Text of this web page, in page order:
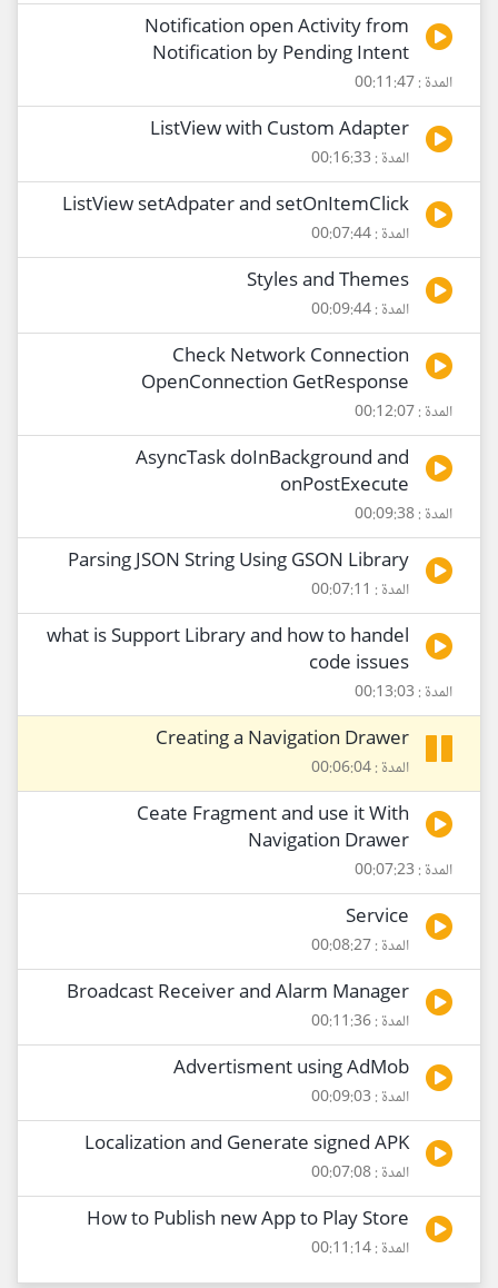
Notification open Activity from
Notification by Pending Intent
المدة : 00:11:47
ListView with Custom Adapter
المدة : 00:16:33
ListView setAdpater and setOnItemClick
المدة : 00:07:44
Styles and Themes
المدة : 00:09:44
Check Network Connection
OpenConnection GetResponse
المدة : 00:12:07
AsyncTask doInBackground and
onPostExecute
المدة : 00:09:38
Parsing JSON String Using GSON Library
المدة : 00:07:11
what is Support Library and how to handel
code issues
المدة : 00:13:03
Creating a Navigation Drawer
المدة : 00:06:04
Ceate Fragment and use it With
Navigation Drawer
المدة : 00:07:23
Service
المدة : 00:08:27
Broadcast Receiver and Alarm Manager
المدة : 00:11:36
Advertisment using AdMob
المدة : 00:09:03
Localization and Generate signed APK
المدة : 00:07:08
How to Publish new App to Play Store
المدة : 00:11:14